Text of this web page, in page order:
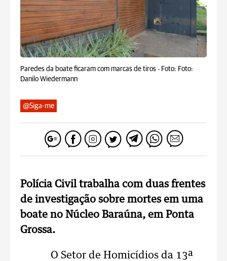
Paredes da boate ficaram com marcas de tiros - Foto: Foto:
Danilo Wiedermann
@Siga-me
Polícia Civil trabalha com duas frentes
de investigação sobre mortes em uma
boate no Núcleo Baraúna, em Ponta
Grossa.
O Setor de Homicídios da 13ª